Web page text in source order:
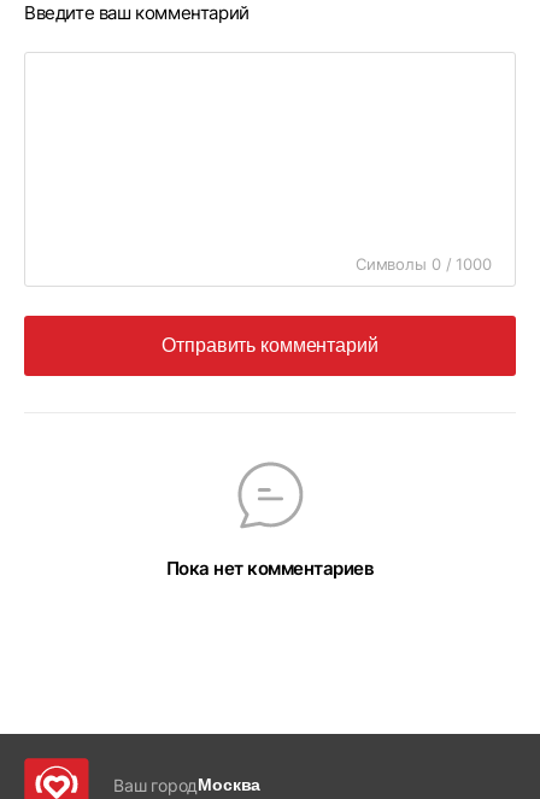
Введите ваш комментарий
Символы 0 / 1000
Отправить комментарий
Пока нет комментариев
Ваш городМосква